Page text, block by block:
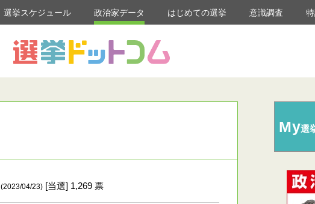
選挙スケジュール 政治家データ はじめての選挙 意識調査
(2023/04/23)[当選] 1,269 票
My選